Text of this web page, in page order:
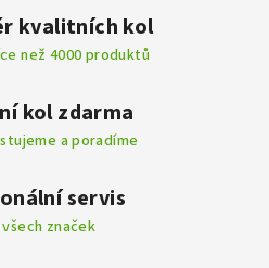
kvalitních kol
než 4000 produktů
kol zdarma
a poradíme
servis
značek